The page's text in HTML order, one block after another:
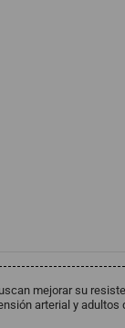
mejorar su
arterial y adultos